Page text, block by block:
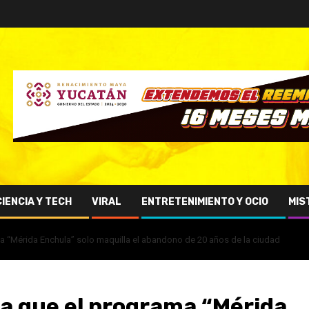
Y TECH VIRAL ENTRETENIMIENTO Y OCIO
“Mérida Enchula” solo maquilla el abandono de 20 años de la ciudad